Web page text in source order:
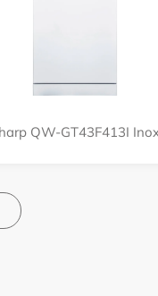
QW-GT43F413I